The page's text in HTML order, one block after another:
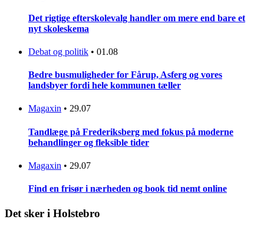
Det rigtige efterskolevalg handler om mere end bare et
nyt skoleskema
Debat og politik • 01.08
Bedre busmuligheder for Fårup, Asferg og vores
landsbyer fordi hele kommunen tæller
Magaxin • 29.07
Tandlæge på Frederiksberg med fokus på moderne
behandlinger og fleksible tider
Magaxin • 29.07
Find en frisør i nærheden og book tid nemt online
Det sker i Holstebro